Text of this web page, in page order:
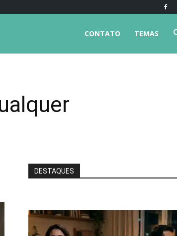
TEMAS
CONTATO
DESTAQUES